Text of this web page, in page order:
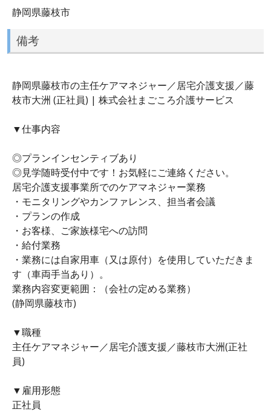
静岡県藤枝市
備考
静岡県藤枝市の主任ケアマネジャー／居宅介護支援／藤
枝市大洲 (正社員) | 株式会社まごころ介護サービス
▼仕事内容
◎プランインセンティブあり
◎見学随時受付中です！お気軽にご連絡ください。
居宅介護支援事業所でのケアマネジャー業務
・モニタリングやカンファレンス、担当者会議
・プランの作成
・お客様、ご家族様宅への訪問
・給付業務
・業務には自家用車（又は原付）を使用していただきま
す（車両手当あり）。
業務内容変更範囲：（会社の定める業務）
(静岡県藤枝市)
▼職種
主任ケアマネジャー／居宅介護支援／藤枝市大洲(正社
員)
▼雇用形態
正社員